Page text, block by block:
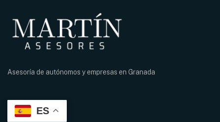
Asesoría de autónomos y empresas en Granada
ES